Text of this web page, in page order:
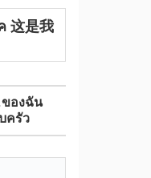
这是我
องฉัน
ครัว